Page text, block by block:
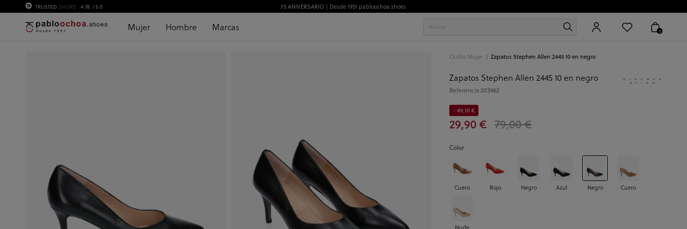
TRUSTED SHOPS 4.78 / 5.0 75 ANIVERSARIO | Desde 1951 pabloochoa.shoes
Mujer Hombre Marcas 0
Outlet Mujer Zapatos Stephen Allen 2445 10 en negro
Zapatos Stephen Allen 2445 10 en negro
Referencia203962
29,90 € 79,00 €
- 49,10 €
Color
Cuero Rojo Negro Azul Negro Cuero
Nude